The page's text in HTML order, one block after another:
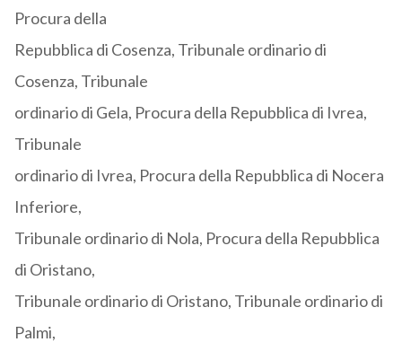
Procura della
Repubblica di Cosenza, Tribunale ordinario di
Cosenza, Tribunale
ordinario di Gela, Procura della Repubblica di Ivrea,
Tribunale
ordinario di Ivrea, Procura della Repubblica di Nocera
Inferiore,
Tribunale ordinario di Nola, Procura della Repubblica
di Oristano,
Tribunale ordinario di Oristano, Tribunale ordinario di
Palmi,